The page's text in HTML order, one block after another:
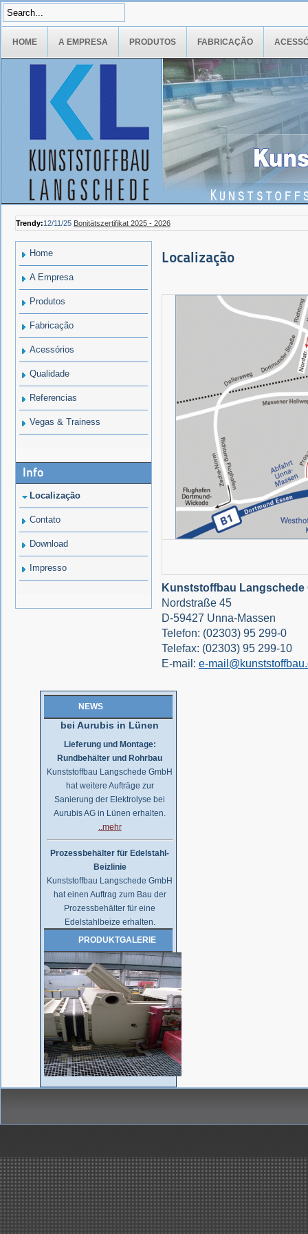
HOME A EMPRESA PRODUTOS FABRICAÇÃO
Trendy:12/11/25 Bonitätszertifikat 2025 - 2026
Home
A Empresa
Produtos
Fabricação
Acessórios
Qualidade
Referencias
Vegas & Trainess
Info
Localização
Contato
Download
Impresso
Localização
Kunststoffbau Langschede
Nordstraße 45
D-59427 Unna-Massen
Telefon: (02303) 95 299-0
Telefax: (02303) 95 299-10
E-mail: e-
NEWS
Großauftrag von SMS in nur 2
Sanierung der Elektrolyse
bei Aurubis in Lünen
Rundbehälter und Rohrbau
Kunststoffbau Langschede GmbH
hat weitere Aufträge zur
Sanierung der Elektrolyse bei
Aurubis AG in Lünen erhalten.
..mehr
Prozessbehälter für Edelstahl-
Beizlinie
Kunststoffbau Langschede GmbH
hat einen Auftrag zum Bau der
Prozessbehälter für eine
Edelstahlbeize erhalten.
Die Behälter werden auf
Kundenwunsch aus PPC
gefertigt.
..mehr
Handelsauftrag über
Kunststoff-Rohre, Formteile,...
Kunststoffbau Langschede GmbH
erhält den Zuschlag für die
Lieferung der Kunststoff Rohre,
Formteile, Kompensatoren und
Drosselklappen für den Neubau
ArcelorMittal Bremen
Lieferung und Montage von 3
Stück Kreislaufbehälter...
..mehr
Wir haben es geschafft!
PRODUKTGALERIE